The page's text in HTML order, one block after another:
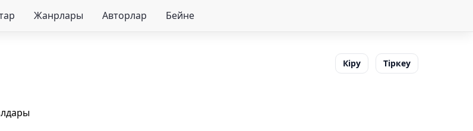
Жанрлары Авторлар Бейне
Кіру Тіркеу